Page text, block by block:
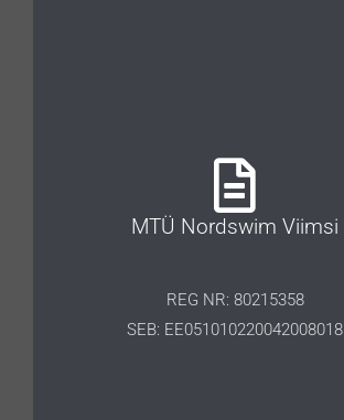
MTÜ Nordswim Viimsi
REG NR: 80215358
SEB: EE051010220042008018